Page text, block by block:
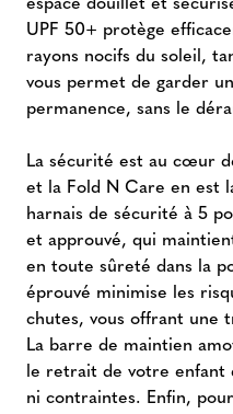
UPF 50+ protège
rayons nocifs du soleil,
vous permet de garder
permanence, sans le
La sécurité est au cœur
et la Fold N Care en est
harnais de sécurité à 5
et approuvé, qui
en toute sûreté dans la
éprouvé minimise les
chutes, vous offrant une
La barre de maintien
le retrait de votre enfant
ni contraintes. Enfin,